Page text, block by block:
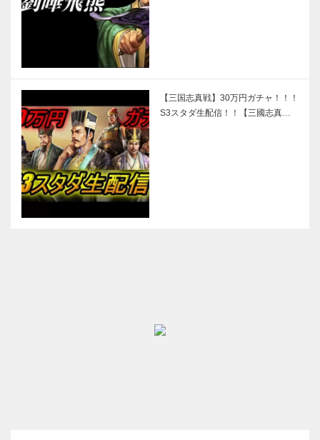
【三国志真戦】30万円ガチャ！！！
S3スタダ生配信！！【三國志真…